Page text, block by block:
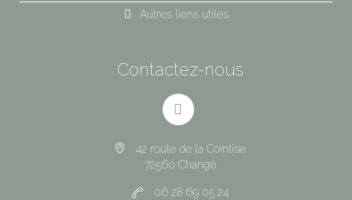
Autres liens utiles
Contactez-nous
42 route de la Cointise
72560 Changé
06 28 69 05 24